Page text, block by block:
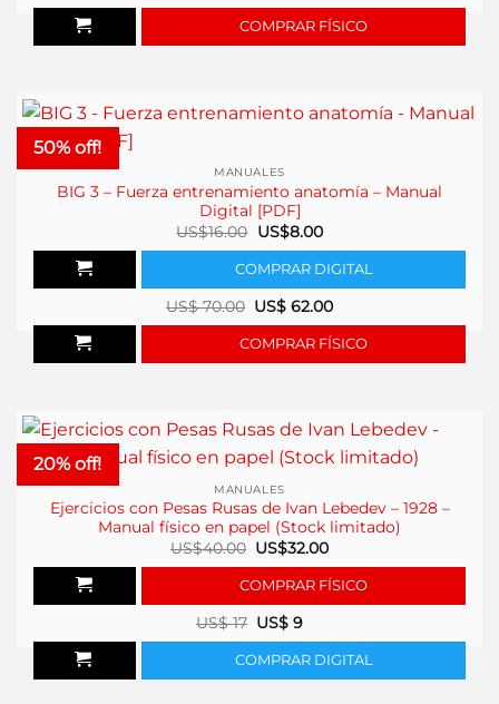
COMPRAR FÍSICO
50% off!
MANUALES
BIG 3 – Fuerza entrenamiento anatomía – Manual
Digital [PDF]
US$16.00 El
precio
era:
US$16.00.
US$8.00El
actual
es:
US$8.00.
COMPRAR DIGITAL
US$70.00 US$62.00
COMPRAR FÍSICO
20% off!
MANUALES
Ejercicios con Pesas Rusas de Ivan Lebedev – 1928 –
Manual físico en papel (Stock limitado)
US$40.00 El
precio
original
era:
US$40.00.
US$32.00El
actual
es:
US$32.00.
COMPRAR FÍSICO
US$17 US$9
COMPRAR DIGITAL